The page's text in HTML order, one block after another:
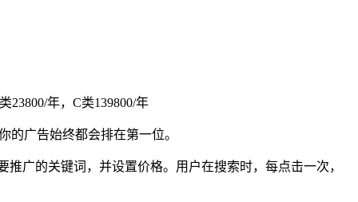
23800/年，C类139800/年
的广告始终都会排在第一位。
广的关键词，并设置价格。用户在搜索时，每点击一次，